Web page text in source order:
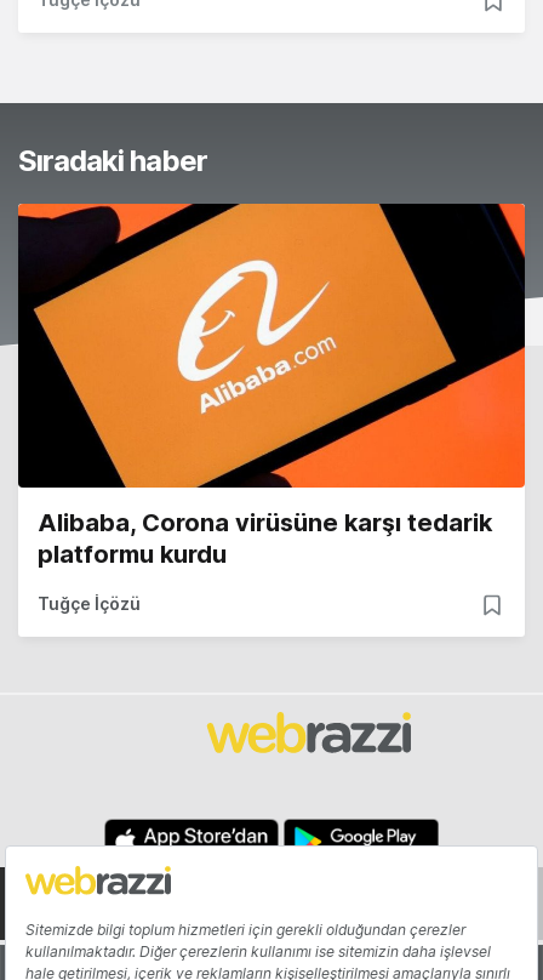
Sıradaki haber
Alibaba, Corona virüsüne karşı tedarik
platformu kurdu
Tuğçe İçözü